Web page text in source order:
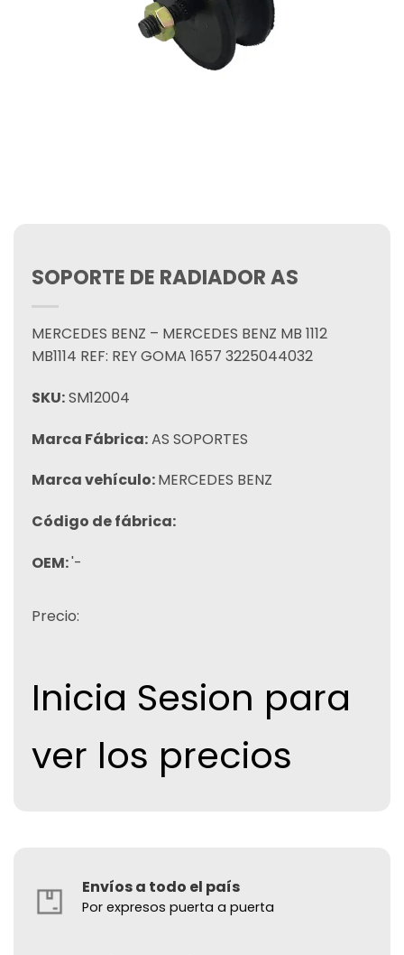
SOPORTE DE RADIADOR AS
MERCEDES BENZ – MERCEDES BENZ MB 1112
MB1114 REF: REY GOMA 1657 3225044032
SKU:SM12004
Marca Fábrica:AS SOPORTES
Marca vehículo:MERCEDES BENZ
Código de fábrica:
OEM:'-
Precio:
Inicia Sesion para
ver los precios
Envíos a todo el país
Por expresos puerta a puerta